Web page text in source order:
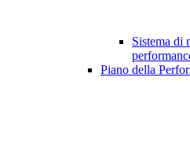
Sistema di
Piano della